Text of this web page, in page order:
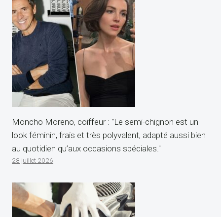
Moncho Moreno, coiffeur : "Le semi-chignon est un
look féminin, frais et très polyvalent, adapté aussi bien
au quotidien qu’aux occasions spéciales."
28 juillet 2026